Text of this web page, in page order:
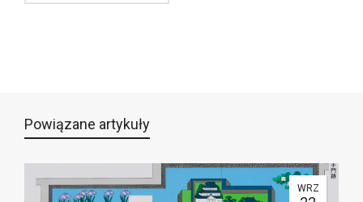
Powiązane artykuły
WRZ